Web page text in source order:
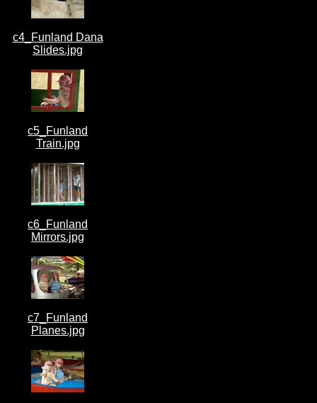
c4_Funland Dana
Slides.jpg
c5_Funland
Train.jpg
c6_Funland
Mirrors.jpg
c7_Funland
Planes.jpg